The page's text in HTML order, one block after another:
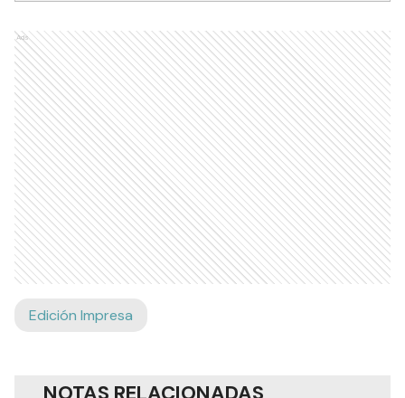
Ads
Edición Impresa